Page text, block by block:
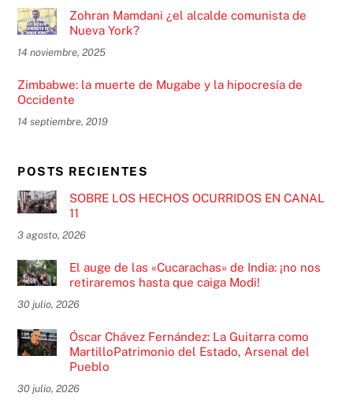
Zohran Mamdani ¿el alcalde comunista de
Nueva York?
14 noviembre, 2025
Zimbabwe: la muerte de Mugabe y la hipocresía de
Occidente
14 septiembre, 2019
POSTS RECIENTES
SOBRE LOS HECHOS OCURRIDOS EN CANAL
11
3 agosto, 2026
El auge de las «Cucarachas» de India: ¡no nos
retiraremos hasta que caiga Modi!
30 julio, 2026
Óscar Chávez Fernández: La Guitarra como
MartilloPatrimonio del Estado, Arsenal del
Pueblo
30 julio, 2026